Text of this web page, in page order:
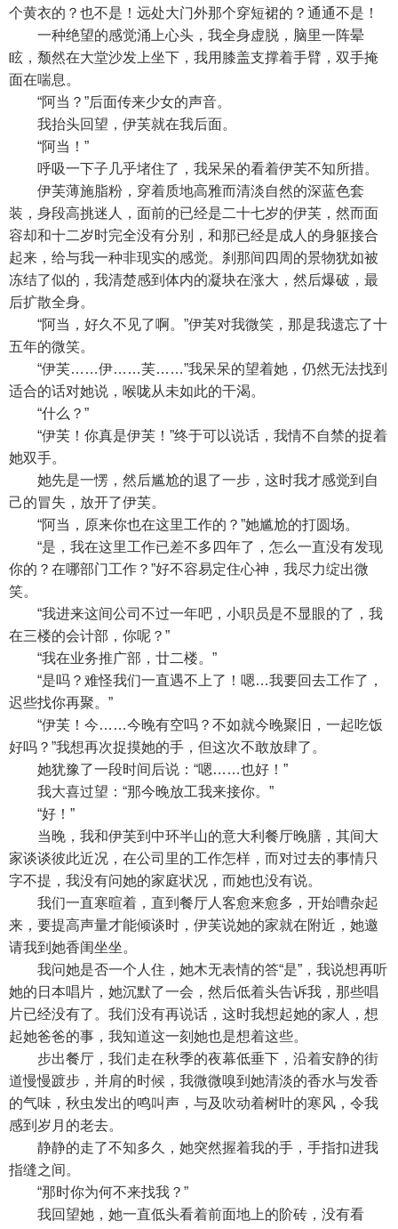
个黄衣的？也不是！远处大门外那个穿短裙的？通通不是！
一种绝望的感觉涌上心头，我全身虚脱，脑里一阵晕
眩，颓然在大堂沙发上坐下，我用膝盖支撑着手臂，双手掩
面在喘息。
“阿当？”后面传来少女的声音。
我抬头回望，伊芙就在我后面。
“阿当！”
呼吸一下子几乎堵住了，我呆呆的看着伊芙不知所措。
伊芙薄施脂粉，穿着质地高雅而清淡自然的深蓝色套
装，身段高挑迷人，面前的已经是二十七岁的伊芙，然而面
容却和十二岁时完全没有分别，和那已经是成人的身躯接合
起来，给与我一种非现实的感觉。刹那间四周的景物犹如被
冻结了似的，我清楚感到体内的凝块在涨大，然后爆破，最
后扩散全身。
“阿当，好久不见了啊。”伊芙对我微笑，那是我遗忘了十
五年的微笑。
“伊芙……伊……芙……”我呆呆的望着她，仍然无法找到
适合的话对她说，喉咙从未如此的干渴。
“什么？”
“伊芙！你真是伊芙！”终于可以说话，我情不自禁的捉着
她双手。
她先是一愣，然后尴尬的退了一步，这时我才感觉到自
己的冒失，放开了伊芙。
“阿当，原来你也在这里工作的？”她尴尬的打圆场。
“是，我在这里工作已差不多四年了，怎么一直没有发现
你的？在哪部门工作？”好不容易定住心神，我尽力绽出微
笑。
“我进来这间公司不过一年吧，小职员是不显眼的了，我
在三楼的会计部，你呢？”
“我在业务推广部，廿二楼。”
“是吗？难怪我们一直遇不上了！嗯…我要回去工作了，
迟些找你再聚。”
“伊芙！今……今晚有空吗？不如就今晚聚旧，一起吃饭
好吗？”我想再次捉摸她的手，但这次不敢放肆了。
她犹豫了一段时间后说：“嗯……也好！”
我大喜过望：“那今晚放工我来接你。”
“好！”
当晚，我和伊芙到中环半山的意大利餐厅晚膳，其间大
家谈谈彼此近况，在公司里的工作怎样，而对过去的事情只
字不提，我没有问她的家庭状况，而她也没有说。
我们一直寒暄着，直到餐厅人客愈来愈多，开始嘈杂起
来，要提高声量才能倾谈时，伊芙说她的家就在附近，她邀
请我到她香闺坐坐。
我问她是否一个人住，她木无表情的答“是”，我说想再听
她的日本唱片，她沉默了一会，然后低着头告诉我，那些唱
片已经没有了。我们没有再说话，这时我想起她的家人，想
起她爸爸的事，我知道这一刻她也是想着这些。
步出餐厅，我们走在秋季的夜幕低垂下，沿着安静的街
道慢慢踱步，并肩的时候，我微微嗅到她清淡的香水与发香
的气味，秋虫发出的鸣叫声，与及吹动着树叶的寒风，令我
感到岁月的老去。
静静的走了不知多久，她突然握着我的手，手指扣进我
指缝之间。
“那时你为何不来找我？”
我回望她，她一直低头看着前面地上的阶砖，没有看